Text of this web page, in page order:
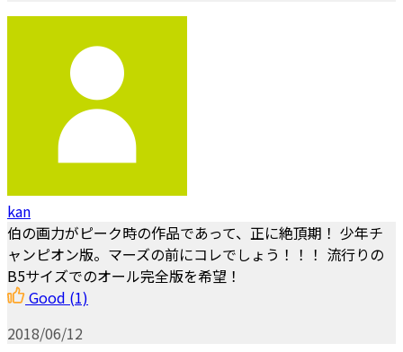
kan
伯の画力がピーク時の作品であって、正に絶頂期！ 少年チ
ャンピオン版。マーズの前にコレでしょう！！！ 流行りの
B5サイズでのオール完全版を希望！
Good (1)
2018/06/12